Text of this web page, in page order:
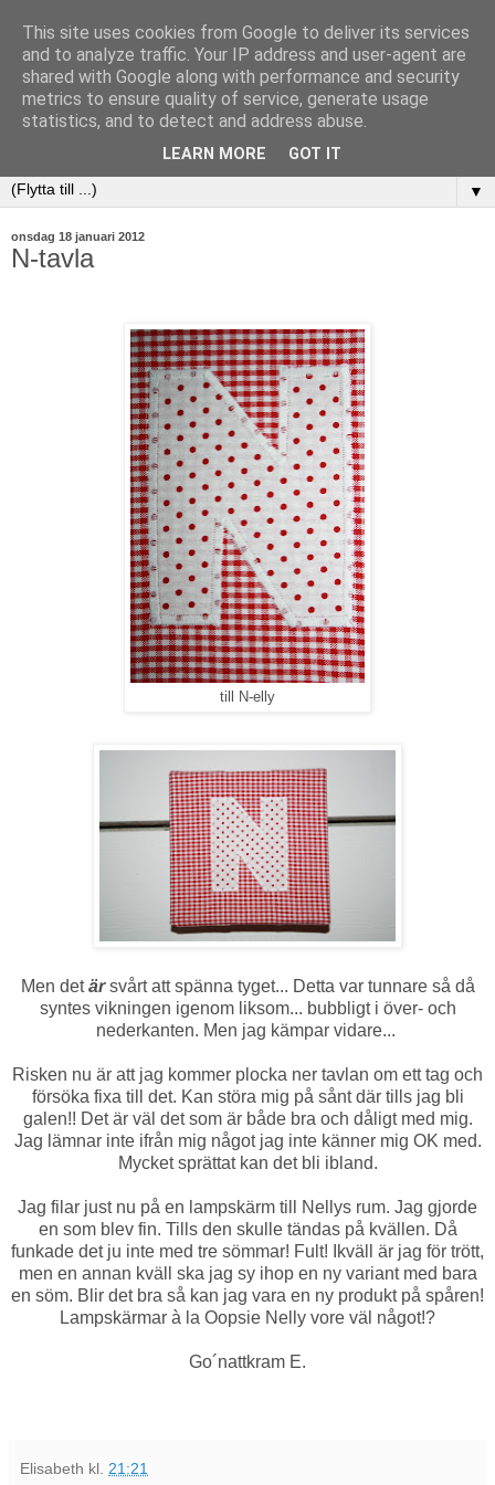
▼
onsdag 18 januari 2012
N-tavla
till N-elly
Men detärsvårt att spänna tyget... Detta var tunnare så då
syntes vikningen igenom liksom... bubbligt i över- och
nederkanten. Men jag kämpar vidare...
Risken nu är att jag kommer plocka ner tavlan om ett tag och
försöka fixa till det. Kan störa mig på sånt där tills jag bli
galen!! Det är väl det som är både bra och dåligt med mig.
Jag lämnar inte ifrån mig något jag inte känner mig OK med.
Mycket sprättat kan det bli ibland.
Jag filar just nu på en lampskärm till Nellys rum. Jag gjorde
en som blev fin. Tills den skulle tändas på kvällen. Då
funkade det ju inte med tre sömmar! Fult! Ikväll är jag för trött,
men en annan kväll ska jag sy ihop en ny variant med bara
en söm. Blir det bra så kan jag vara en ny produkt på spåren!
Lampskärmar à la Oopsie Nelly vore väl något!?
Go´nattkram E.
Elisabeth kl. 21:21
This site uses cookies from Google to deliver its services
and to analyze traffic. Your IP address and user-agent are
shared with Google along with performance and security
metrics to ensure quality of service, generate usage
statistics, and to detect and address abuse.
LEARN MORE GOT IT